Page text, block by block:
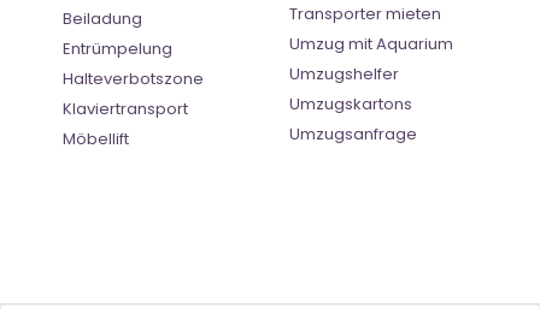
Beiladung
Entrümpelung
Halteverbotszone
Klaviertransport
Möbellift
Transporter mieten
Umzug mit Aquarium
Umzugshelfer
Umzugskartons
Umzugsanfrage